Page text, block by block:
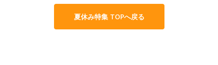
夏休み特集 TOPへ戻る